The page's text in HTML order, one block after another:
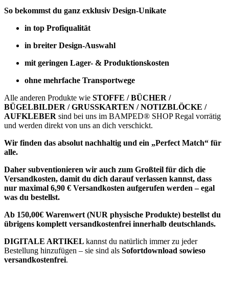
So bekommst du ganz exklusiv Design-Unikate
in top Profiqualität
in breiter Design-Auswahl
mit geringen Lager- & Produktionskosten
ohne mehrfache Transportwege
Alle anderen Produkte wie STOFFE / BÜCHER /
BÜGELBILDER / GRUSSKARTEN / NOTIZBLÖCKE /
AUFKLEBER sind bei uns im BAMPED® SHOP Regal vorrätig
und werden direkt von uns an dich verschickt.
Wir finden das absolut nachhaltig und ein „Perfect Match“ für
alle.
Daher subventionieren wir auch zum Großteil für dich die
Versandkosten, damit du dich darauf verlassen kannst, dass
nur maximal 6,90 € Versandkosten aufgerufen werden – egal
was du bestellst.
Ab 150,00€ Warenwert (NUR physische Produkte) bestellst du
übrigens komplett versandkostenfrei innerhalb deutschlands.
DIGITALE ARTIKEL kannst du natürlich immer zu jeder
Bestellung hinzufügen – sie sind als Sofortdownload sowieso
versandkostenfrei.